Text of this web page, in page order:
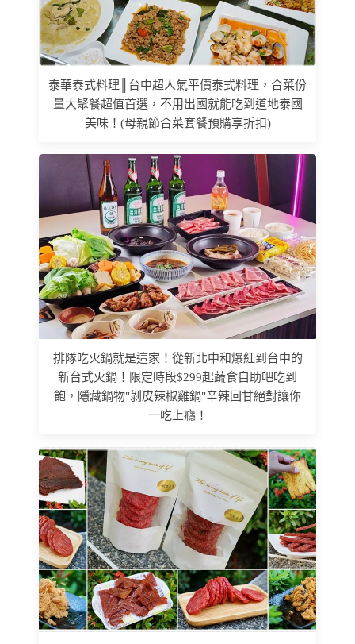
泰華泰式料理║台中超人氣平價泰式料理，合菜份
量大聚餐超值首選，不用出國就能吃到道地泰國
美味！(母親節合菜套餐預購享折扣)
排隊吃火鍋就是這家！從新北中和爆紅到台中的
新台式火鍋！限定時段$299起蔬食自助吧吃到
飽，隱藏鍋物"剝皮辣椒雞鍋"辛辣回甘絕對讓你
一吃上癮！